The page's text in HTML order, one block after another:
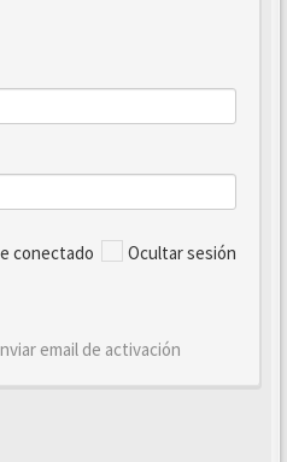
conectado Ocultar sesión
email de activación